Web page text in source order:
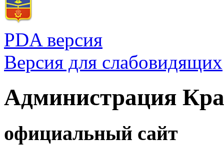
PDA версия
Версия для слабовидящих
Администрация
официальный сайт